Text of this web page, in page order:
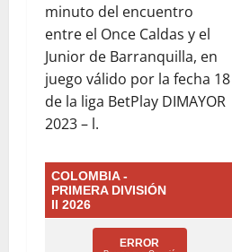
minuto del encuentro
entre el Once Caldas y el
Junior de Barranquilla, en
juego válido por la fecha 18
de la liga BetPlay DIMAYOR
2023 – l.